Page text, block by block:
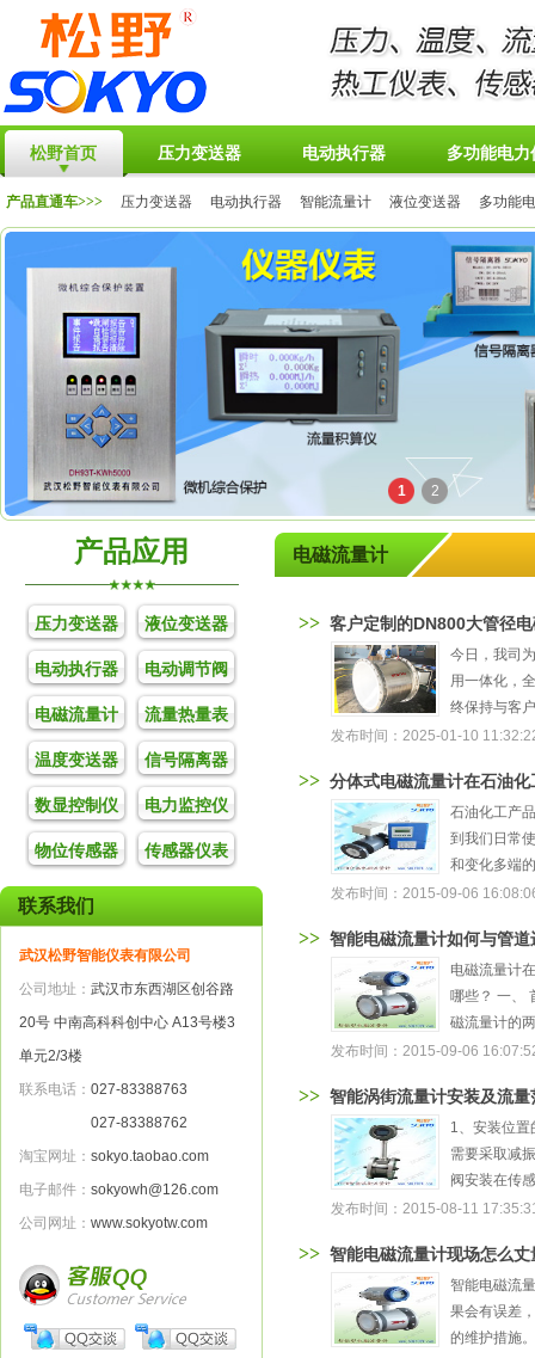
松野首页 压力变送器 电动执行器 多功能电力
产品直通车>>> 压力变送器 电动执行器 智能流量计 液位变送器 多功能
1 2
产品应用
压力变送器 液位变送器
电动执行器 电动调节阀
电磁流量计 流量热量表
温度变送器 信号隔离器
数显控制仪 电力监控仪
物位传感器 传感器仪表
联系我们
武汉松野智能仪表有限公司
公司地址： 武汉市东西湖区创谷路
20号 中南高科科创中心 A13号楼3
单元2/3楼
联系电话： 027-83388763
027-83388762
淘宝网址： sokyo.taobao.com
电子邮件： sokyowh@126.com
公司网址： www.sokyotw.com
电磁流量计
>> 客户定制的DN800大管径
今日，我司
用一体化，
终保持与客
发布时间：2025-01-10
>> 分体式电磁流量计在石油化
石油化工产
到我们日常
和变化多端
发布时间：2015-09-06
>> 智能电磁流量计如何与管道
电磁流量计
哪些？ 一、
磁流量计的
发布时间：2015-09-06
>> 智能涡街流量计安装及流量
1、安装位
需要采取减
阀安装在传
发布时间：2015-08-11
>> 智能电磁流量计现场怎么丈
智能电磁流
果会有误差
的维护措施